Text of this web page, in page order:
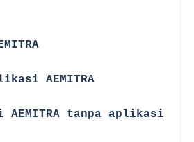
AEMITRA
AEMITRA tanpa aplikasi